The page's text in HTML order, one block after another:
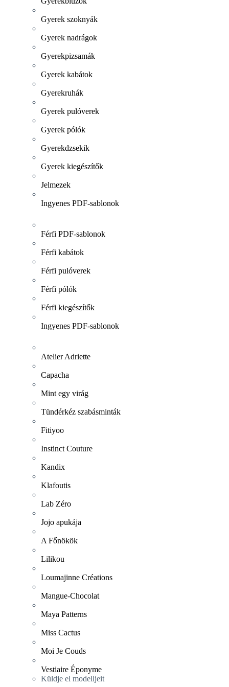
Gyerek szoknyák
Gyerek nadrágok
Gyerekpizsamák
Gyerek kabátok
Gyerekruhák
Gyerek pulóverek
Gyerek pólók
Gyerekdzsekik
Gyerek kiegészítők
Jelmezek
Ingyenes PDF-sablonok
Férfi PDF-sablonok
Férfi kabátok
Férfi pulóverek
Férfi pólók
Férfi kiegészítők
Ingyenes PDF-sablonok
Atelier Adriette
Capacha
Mint egy virág
Tündérkéz szabásminták
Fitiyoo
Instinct Couture
Kandix
Klafoutis
Lab Zéro
Jojo apukája
A Főnökök
Lilikou
Loumajinne Créations
Mangue-Chocolat
Maya Patterns
Miss Cactus
Moi Je Couds
Vestiaire Éponyme
Küldje el modelljeit